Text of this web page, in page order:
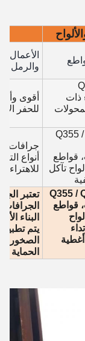
الأعمال
والرمل
ذات
للحفر
Q355
قواطع
تآكل
أنواع
للاهتراء
Q355 /
قواطع
البناء
يتم
الصخور
الحماية